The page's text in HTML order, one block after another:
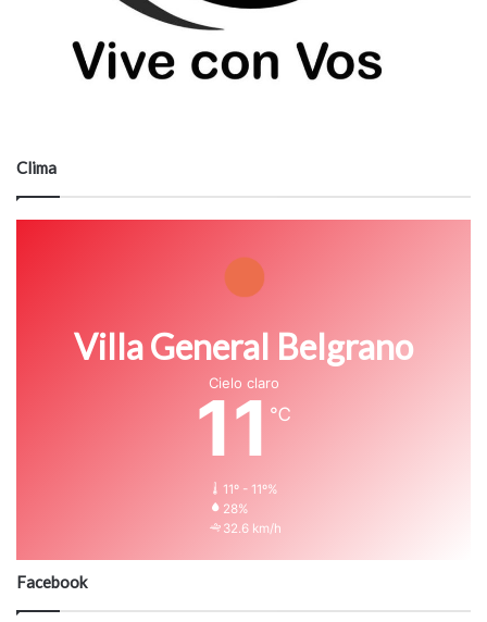
Clima
Villa General Belgrano
Cielo claro
11 ℃
11º - 11º%
28%
32.6 km/h
Facebook